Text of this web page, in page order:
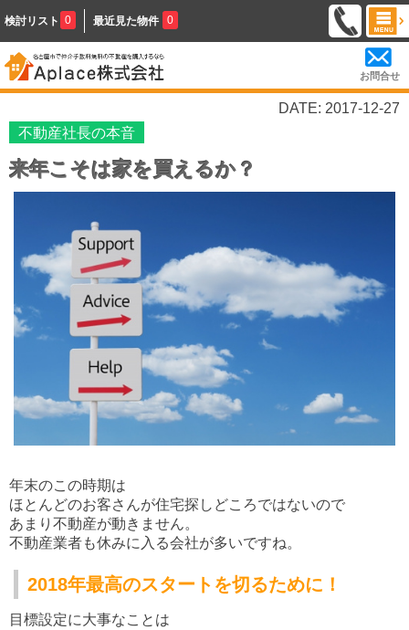
検討リスト 0 最近見た物件 0
お問合せ
DATE: 2017-12-27
不動産社長の本音
来年こそは家を買えるか？
年末のこの時期は
ほとんどのお客さんが住宅探しどころではないので
あまり不動産が動きません。
不動産業者も休みに入る会社が多いですね。
2018年最高のスタートを切るために！
目標設定に大事なことは